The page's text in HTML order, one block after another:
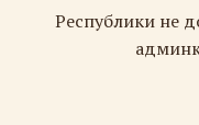
Республики не